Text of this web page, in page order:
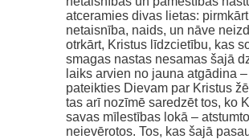
atceramies divas lietas:
netaisnība, naids, un nāve
otrkārt, Kristus līdzcietību, kas
smagas nastas nesamas šajā
laiks arvien no jauna atgādina
pateikties Dievam par Kristus
tas arī nozīmē saredzēt tos, ko
savas mīlestības lokā –
neievērotos. Tos, kas šajā